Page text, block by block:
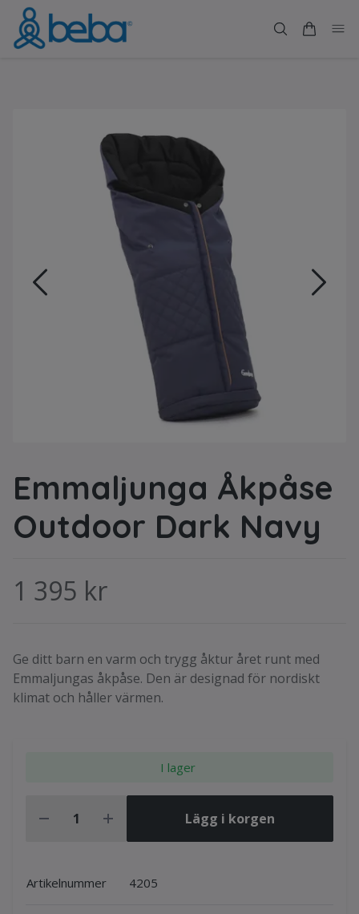
Emmaljunga Åkpåse
Outdoor Dark Navy
1 395 kr
Ge ditt barn en varm och trygg åktur året runt med
Emmaljungas åkpåse. Den är designad för nordiskt
klimat och håller värmen.
I lager
Lägg i korgen
Artikelnummer 4205